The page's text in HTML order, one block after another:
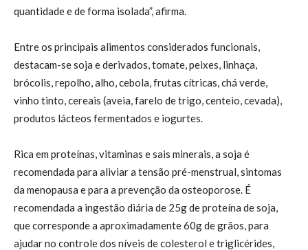
quantidade e de forma isolada”, afirma.
Entre os principais alimentos considerados funcionais,
destacam-se soja e derivados, tomate, peixes, linhaça,
brócolis, repolho, alho, cebola, frutas cítricas, chá verde,
vinho tinto, cereais (aveia, farelo de trigo, centeio, cevada),
produtos lácteos fermentados e iogurtes.
Rica em proteínas, vitaminas e sais minerais, a soja é
recomendada para aliviar a tensão pré-menstrual, sintomas
da menopausa e para a prevenção da osteoporose. É
recomendada a ingestão diária de 25g de proteína de soja,
que corresponde a aproximadamente 60g de grãos, para
ajudar no controle dos níveis de colesterol e triglicérides,